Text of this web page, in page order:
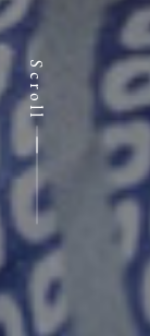
Scroll